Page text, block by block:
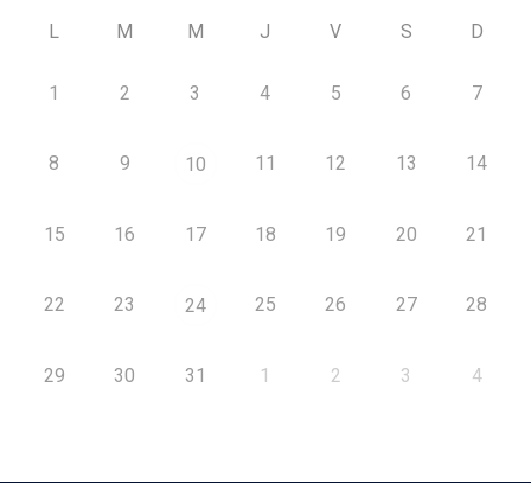
L M M J V S D
1 2 3 4 5 6 7
8 9 10 11 12 13 14
15 16 17 18 19 20 21
22 23 24 25 26 27 28
29 30 31 1 2 3 4